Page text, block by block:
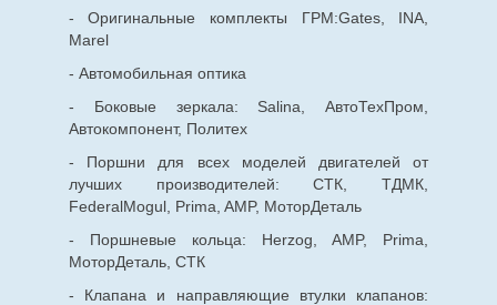
- Оригинальные комплекты ГРМ:Gates, INA,
Marel
- Автомобильная оптика
- Боковые зеркала: Salina, АвтоТехПром,
Автокомпонент, Политех
- Поршни для всех моделей двигателей от
лучших производителей: СТК, ТДМК,
FederalMogul, Prima, AMP, МоторДеталь
- Поршневые кольца: Herzog, AMP, Prima,
МоторДеталь, СТК
- Клапана и направляющие втулки клапанов: